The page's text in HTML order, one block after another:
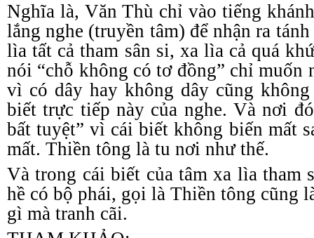
Nghĩa là, Văn Thù chỉ vào tiếng
lắng nghe (truyền tâm) để nhận ra tánh
lìa tất cả tham sân si, xa lìa cả quá
nói “chỗ không có tơ đồng” chỉ muốn
vì có dây hay không dây cũng
biết trực tiếp này của nghe. Và nơi
bất tuyệt” vì cáibiết không biến mất
mất. Thiền tông là tu nơi như thế.
Và trong cáibiết của tâm xa lìa tham
hề có bộ phái, gọi là Thiền tông cũng
gì mà tranh cãi.